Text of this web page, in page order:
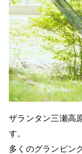
ザランタン三瀬高
す。
多くのグランピン